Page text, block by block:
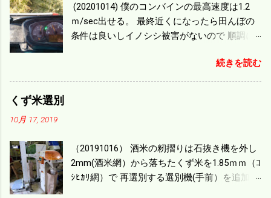
(20201014) 僕のコンバインの最高速度は1.2
ｍ/sec出せる。 最終近くになったら田んぼの
条件は良いしイノシシ被害がないので 順調に
ｍ/min、4.32ｋｍ/hrになり 幅は約2ｍだから
0.864/haの作業能力がある。 実際は回転した
機の容量、籾摺りの能力などのバランスの問
題で 今の機種で満足している。 というより買
った時はまだ耕作面積が少なく手が出せ 無か
続きを読む
くず米選別
10月 17, 2019
（20191016） 酒米の籾摺りは石抜き機を外し
2mm(酒米網）から落ちたくず米を1.85ｍｍ（ｺ
ｼﾋｶﾘ網）で 再選別する選別機(手前）を追加す